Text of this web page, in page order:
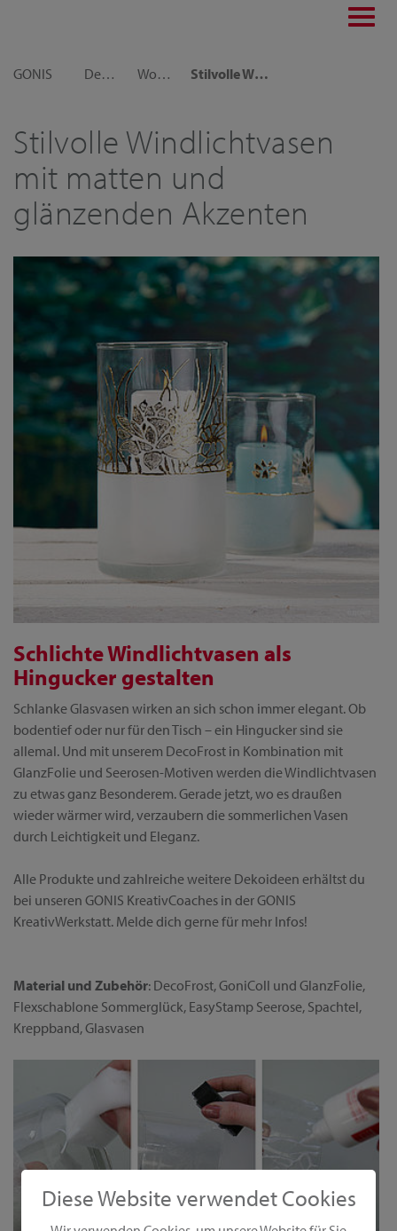
Diese Website verwendet Cookies
GONIS
Dekoideen Wohnraumdeko Stilvolle Windlichtvasen mit matten und glänzenden Akzenten
Stilvolle Windlichtvasen
mit matten und
glänzenden Akzenten
Schlichte Windlichtvasen als
Hingucker gestalten
Schlanke Glasvasen wirken an sich schon immer elegant. Ob
bodentief oder nur für den Tisch – ein Hingucker sind sie
allemal. Und mit unserem DecoFrost in Kombination mit
GlanzFolie und Seerosen-Motiven werden die Windlichtvasen
zu etwas ganz Besonderem. Gerade jetzt, wo es draußen
wieder wärmer wird, verzaubern die sommerlichen Vasen
durch Leichtigkeit und Eleganz.
Alle Produkte und zahlreiche weitere Dekoideen erhältst du
bei unseren GONIS KreativCoaches in der GONIS
KreativWerkstatt. Melde dich gerne für mehr Infos!
Material und Zubehör: DecoFrost, GoniColl und GlanzFolie,
Flexschablone Sommerglück, EasyStamp Seerose, Spachtel,
Kreppband, Glasvasen